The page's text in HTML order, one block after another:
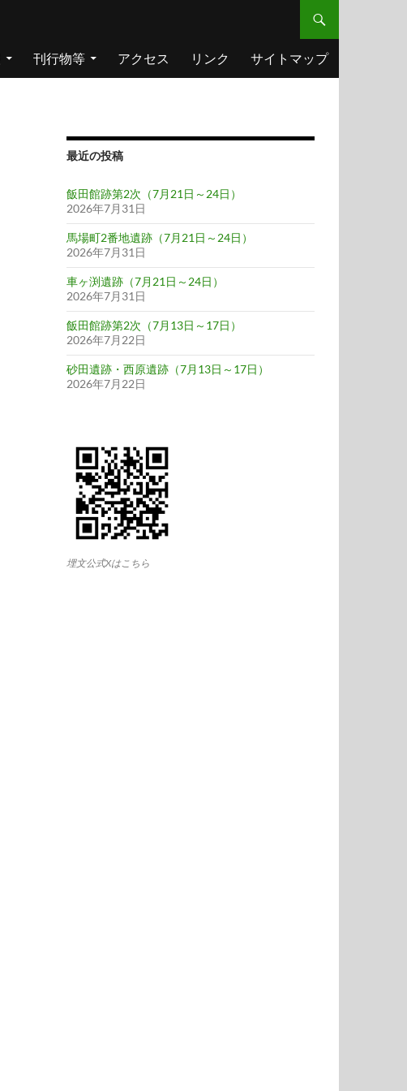
刊行物等 アクセス リンク サイトマップ
最近の投稿
飯田館跡第2次（7月21日～24日）
2026年7月31日
馬場町2番地遺跡（7月21日～24日）
2026年7月31日
車ヶ渕遺跡（7月21日～24日）
2026年7月31日
飯田館跡第2次（7月13日～17日）
2026年7月22日
砂田遺跡・西原遺跡（7月13日～17日）
2026年7月22日
埋文公式Xはこちら